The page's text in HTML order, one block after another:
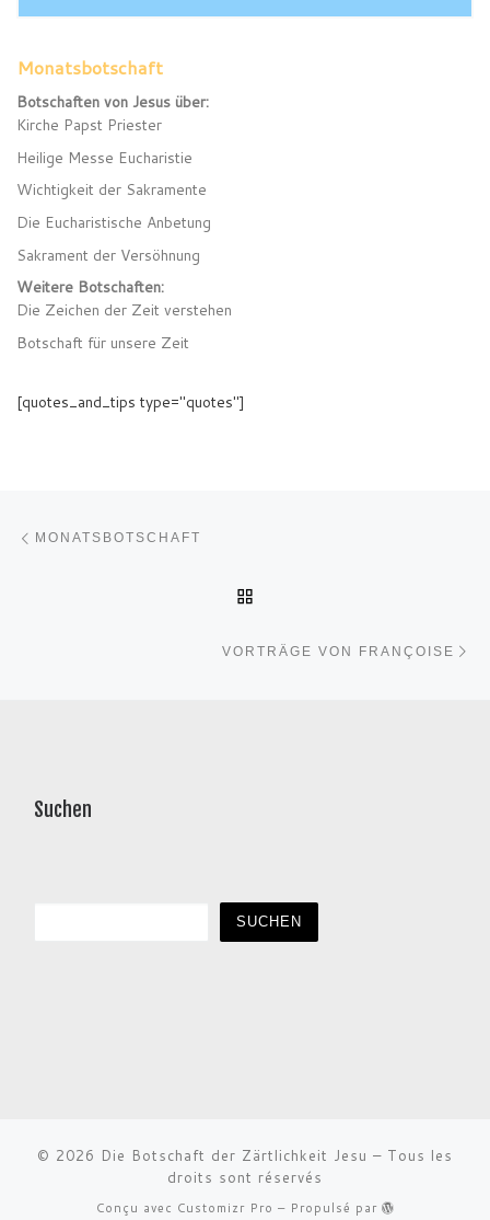
Monatsbotschaft
Botschaften von Jesus über:
Kirche Papst Priester
Heilige Messe Eucharistie
Wichtigkeit der Sakramente
Die Eucharistische Anbetung
Sakrament der Versöhnung
Weitere Botschaften:
Die Zeichen der Zeit verstehen
Botschaft für unsere Zeit
[quotes_and_tips type="quotes"]
MONATSBOTSCHAFT
VORTRÄGE VON FRANÇOISE
Suchen
SUCHEN
© 2026 Die Botschaft der Zärtlichkeit Jesu – Tous les
droits sont réservés
Conçu avec Customizr Pro – Propulsé par